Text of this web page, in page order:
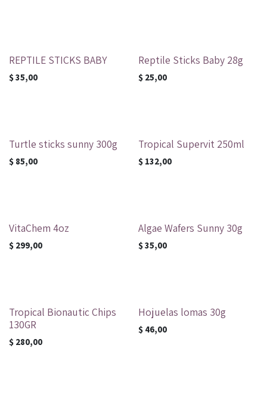
REPTILE STICKS BABY
$35,00
Reptile Sticks Baby 28g
$ 25,00
Turtle sticks sunny 300g
$ 85,00
Tropical Supervit 250ml
$ 132,00
VitaChem 4oz
$ 299,00
Algae Wafers Sunny 30g
$35,00
Tropical Bionautic Chips
130GR
$ 280,00
Hojuelas lomas 30g
$ 46,00